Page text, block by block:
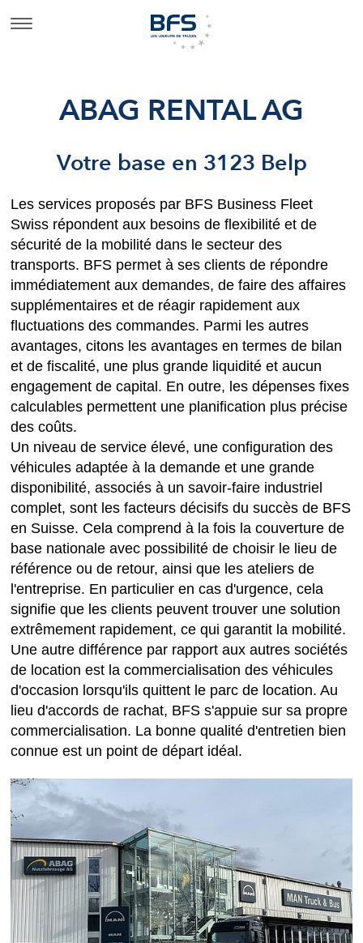
ABAG RENTAL AG
Votre base en 3123 Belp
Les services proposés par BFS Business Fleet
Swiss répondent aux besoins de flexibilité et de
sécurité de la mobilité dans le secteur des
transports. BFS permet à ses clients de répondre
immédiatement aux demandes, de faire des affaires
supplémentaires et de réagir rapidement aux
fluctuations des commandes. Parmi les autres
avantages, citons les avantages en termes de bilan
et de fiscalité, une plus grande liquidité et aucun
engagement de capital. En outre, les dépenses fixes
calculables permettent une planification plus précise
des coûts.
Un niveau de service élevé, une configuration des
véhicules adaptée à la demande et une grande
disponibilité, associés à un savoir-faire industriel
complet, sont les facteurs décisifs du succès de BFS
en Suisse. Cela comprend à la fois la couverture de
base nationale avec possibilité de choisir le lieu de
référence ou de retour, ainsi que les ateliers de
l'entreprise. En particulier en cas d'urgence, cela
signifie que les clients peuvent trouver une solution
extrêmement rapidement, ce qui garantit la mobilité.
Une autre différence par rapport aux autres sociétés
de location est la commercialisation des véhicules
d'occasion lorsqu'ils quittent le parc de location. Au
lieu d'accords de rachat, BFS s'appuie sur sa propre
commercialisation. La bonne qualité d'entretien bien
connue est un point de départ idéal.